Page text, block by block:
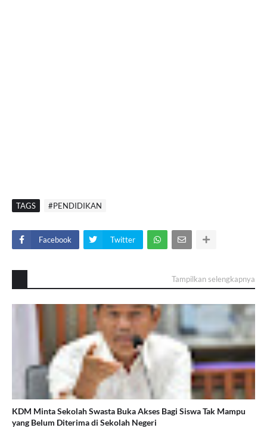
TAGS #PENDIDIKAN
Facebook Twitter
Tampilkan selengkapnya
KDM Minta Sekolah Swasta Buka Akses Bagi Siswa Tak Mampu
yang Belum Diterima di Sekolah Negeri